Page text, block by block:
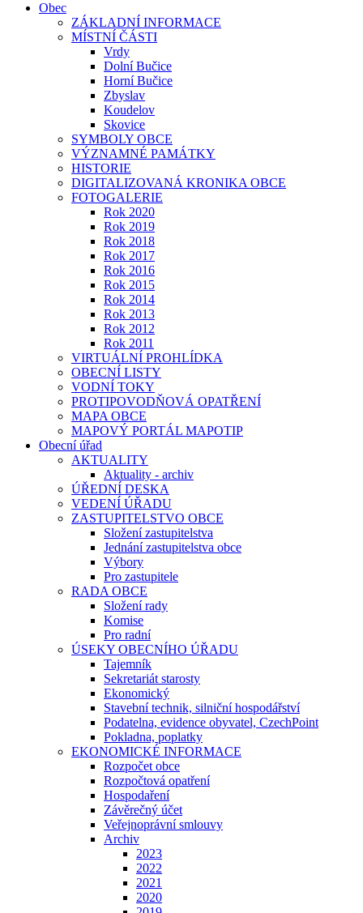
Obec
ZÁKLADNÍ INFORMACE
MÍSTNÍ ČÁSTI
Vrdy
Dolní Bučice
Horní Bučice
Zbyslav
Koudelov
Skovice
SYMBOLY OBCE
VÝZNAMNÉ PAMÁTKY
HISTORIE
DIGITALIZOVANÁ KRONIKA OBCE
FOTOGALERIE
Rok 2020
Rok 2019
Rok 2018
Rok 2017
Rok 2016
Rok 2015
Rok 2014
Rok 2013
Rok 2012
Rok 2011
VIRTUÁLNÍ PROHLÍDKA
OBECNÍ LISTY
VODNÍ TOKY
PROTIPOVODŇOVÁ OPATŘENÍ
MAPA OBCE
MAPOVÝ PORTÁL MAPOTIP
Obecní úřad
AKTUALITY
Aktuality - archiv
ÚŘEDNÍ DESKA
VEDENÍ ÚŘADU
ZASTUPITELSTVO OBCE
Složení zastupitelstva
Jednání zastupitelstva obce
Výbory
Pro zastupitele
RADA OBCE
Složení rady
Komise
Pro radní
ÚSEKY OBECNÍHO ÚŘADU
Tajemník
Sekretariát starosty
Ekonomický
Stavební technik, silniční hospodářství
Podatelna, evidence obyvatel, CzechPoint
Pokladna, poplatky
EKONOMICKÉ INFORMACE
Rozpočet obce
Rozpočtová opatření
Hospodaření
Závěrečný účet
Veřejnoprávní smlouvy
Archiv
2023
2022
2021
2020